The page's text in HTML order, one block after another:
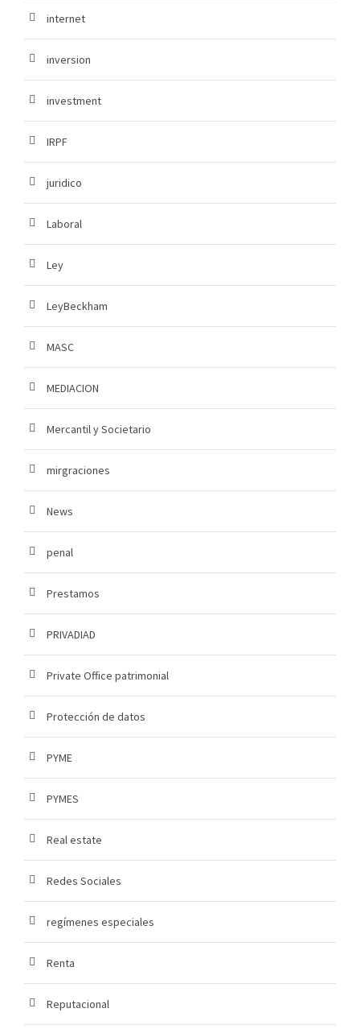
internet
inversion
investment
IRPF
juridico
Laboral
Ley
LeyBeckham
MASC
MEDIACION
Mercantil y Societario
mirgraciones
News
penal
Prestamos
PRIVADIAD
Private Office patrimonial
Protección de datos
PYME
PYMES
Real estate
Redes Sociales
regímenes especiales
Renta
Reputacional